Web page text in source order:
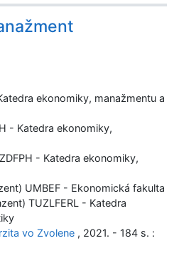
ekonomiky, manažmentu a
- Katedra ekonomiky,
- Katedra ekonomiky,
UMBEF - Ekonomická fakulta
TUZLFERL - Katedra
vo Zvolene , 2021. - 184 s. :